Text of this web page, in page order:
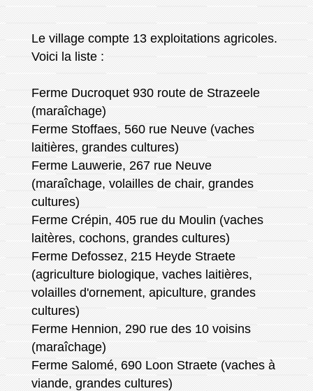
Le village compte 13 exploitations agricoles.
Voici la liste :
Ferme Ducroquet 930 route de Strazeele
(maraîchage)
Ferme Stoffaes, 560 rue Neuve (vaches
laitières, grandes cultures)
Ferme Lauwerie, 267 rue Neuve
(maraîchage, volailles de chair, grandes
cultures)
Ferme Crépin, 405 rue du Moulin (vaches
laitères, cochons, grandes cultures)
Ferme Defossez, 215 Heyde Straete
(agriculture biologique, vaches laitières,
volailles d'ornement, apiculture, grandes
cultures)
Ferme Hennion, 290 rue des 10 voisins
(maraîchage)
Ferme Salomé, 690 Loon Straete (vaches à
viande, grandes cultures)